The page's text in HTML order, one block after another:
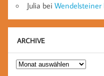
Julia bei
ARCHIVE
Archive